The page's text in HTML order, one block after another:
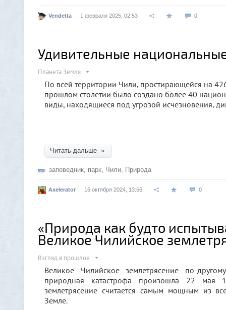
Vendetta 1 февраля 2025, 02:53 0
Удивительные
Планета Земля
По всей территории Чили, простирающейся на
прошлом столетии было создано более 40
виды, находящиеся под угрозой исчезновения,
Читать дальше »
заповедник, парк, Чили, Природа
Axelerator 16 октября 2024, 13:56 0
«Природа как будто
Великое Чилийское
Взгляд в прошлое
Великое Чилийское землетрясение по-
природная катастрофа произошла 22 мая
землетрясение считается самым мощным из
Земле.